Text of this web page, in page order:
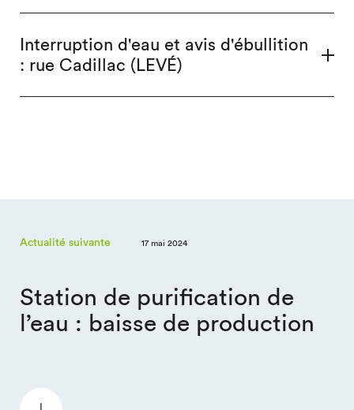
Interruption d'eau et avis d'ébullition
: rue Cadillac (LEVÉ)
Actualité suivante 17 mai 2024
Station de purification de
l’eau : baisse de production